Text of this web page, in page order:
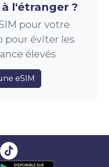
l'étranger ?
pour votre
pour éviter les
élevés
eSIM